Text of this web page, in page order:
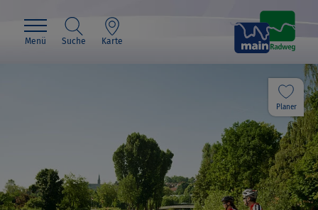
Menü Suche Karte
Planer